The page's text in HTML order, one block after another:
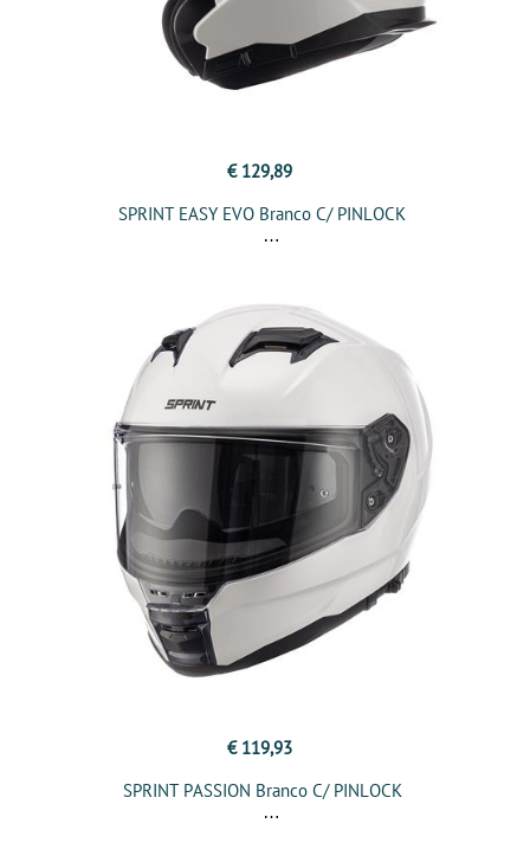
€ 129,89
SPRINT EASY EVO Branco C/ PINLOCK
€ 119,93
SPRINT PASSION Branco C/ PINLOCK